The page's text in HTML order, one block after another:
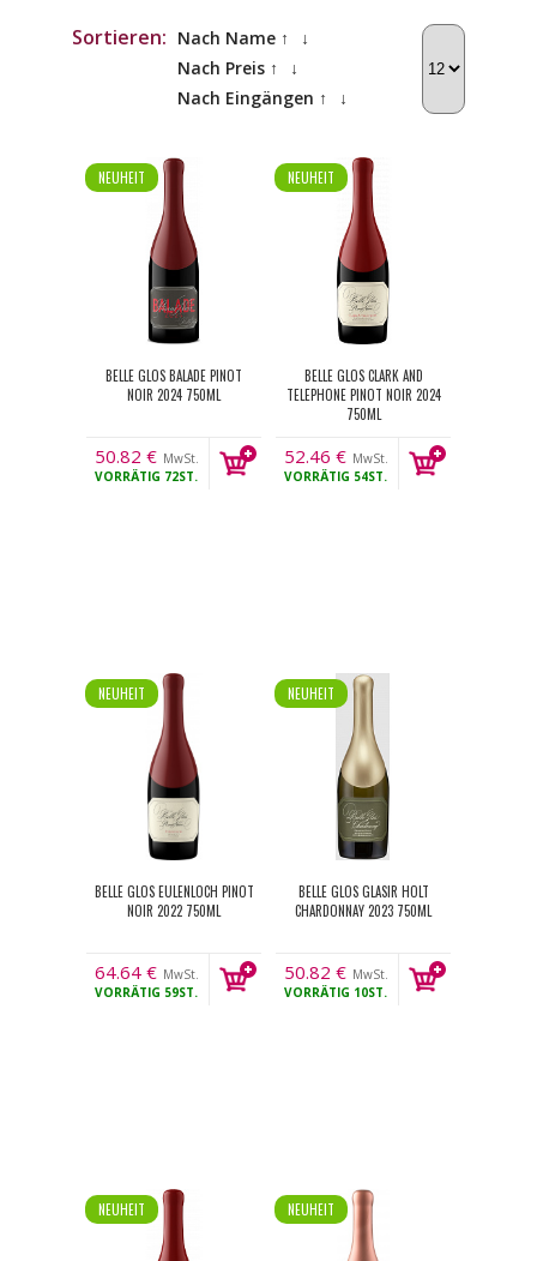
Sortieren: Nach Name ↑
↓
Nach Preis ↑
↓
Nach Eingängen ↑
↓
NEUHEIT
BELLE GLOS BALADE PINOT
NOIR 2024 750ML
50.82 € MwSt.
VORRÄTIG 72ST.
NEUHEIT
BELLE GLOS CLARK AND
TELEPHONE PINOT NOIR 2024
750ML
52.46 € MwSt.
VORRÄTIG 54ST.
NEUHEIT
BELLE GLOS EULENLOCH PINOT
NOIR 2022 750ML
64.64 € MwSt.
VORRÄTIG 59ST.
NEUHEIT
BELLE GLOS GLASIR HOLT
CHARDONNAY 2023 750ML
50.82 € MwSt.
VORRÄTIG 10ST.
NEUHEIT NEUHEIT